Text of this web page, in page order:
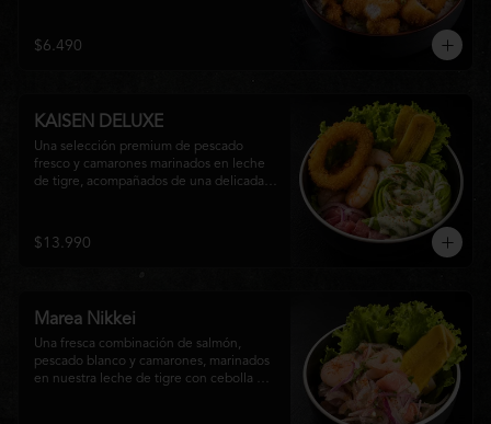
sabores que equilibra lo crocante, lo
fresco y lo cremoso en cada bocado.
$6.490
KAISEN DELUXE
Una selección premium de pescado
fresco y camarones marinados en leche
de tigre, acompañados de una delicada
que combina frescura, textura y
elegancia en cada bocado.
$13.990
Marea Nikkei
Una fresca combinación de salmón,
pescado blanco y camarones, marinados
en nuestra leche de tigre con cebolla